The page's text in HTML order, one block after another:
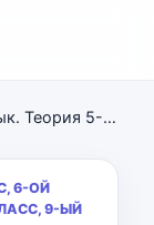
В.В. Бабайцева, Л.Д. Чеснокова Русский язык. Теория 5-9 класс
6-ОЙ
9-ЫЙ